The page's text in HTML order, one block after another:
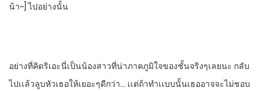
น้า~]​ ไปอย่างนั้น
อย่างที่คิดริเอะนี่เป็นน้องสาวที่น่าภาคภูมิใจ​ของชั้นจริงๆเลยนะ​ กลับ
ไปเเล้วลูบหัวเธอให้เยอะๆดีกว่า… เเต่ถ้าทําเเบบนั้นเธออาจจะไม่ชอบ